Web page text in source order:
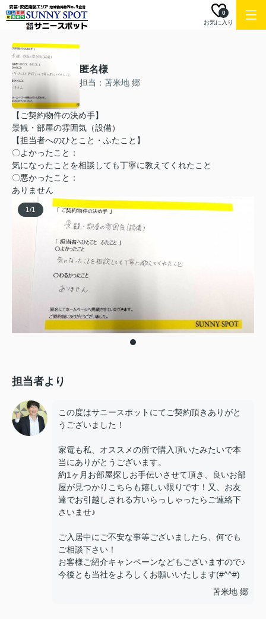
お気に入り
0
匿名様
担当：苫米地 郷
【ご契約物件の決め手】
景観・部屋の雰囲気（設備）
【担当者へのひとこと・ふたこと】
〇よかったこと：
気になったことを相談しても丁寧に教えてくれたこと
〇悪かったこと：
ありません
1/1
担当者より
この度はサニースポットにてご契約頂きありがと
うございました！
家電も私、オススメの所で購入頂いたみたいで本
当にありがとうございます。
約1ヶ月お部屋探しお手伝いさせて頂き、良いお部
屋が見つかりこちらも嬉しい限りです！又、お友
達でお引越しされる方いらっしゃったらご連絡下
さいませ♪
ご入居中にご不安な事等ございましたら、何でも
ご相談下さい！
お客様ご紹介キャンペーンなどもございますので♪
今後とも当社をよろしくお願いいたします(#^^#)
苫米地 郷